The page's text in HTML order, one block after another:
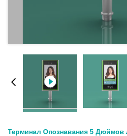
Терминал Опознавания 5 Дюймов